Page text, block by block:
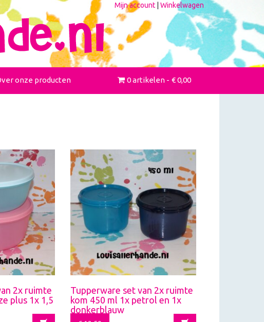
Mijn account Winkelwagen
onze producten 0 artikelen € 0,00
2x ruimte
plus 1x 1,5
Tupperware set van 2x ruimte
kom 450 ml 1x petrol en 1x
donkerblauw